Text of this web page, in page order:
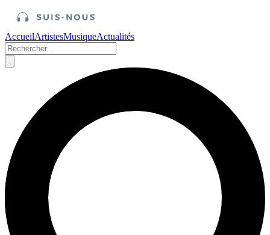
AccueilArtistesMusiqueActualités